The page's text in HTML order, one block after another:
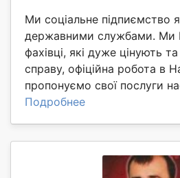
Ми соціальне підпиємство
державними службами. Ми
фахівці, які дуже цінують
справу, офіційна робота в
пропонуємо свої послуги
Подробнее